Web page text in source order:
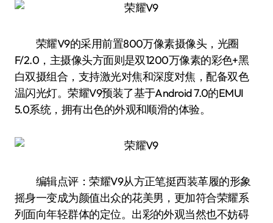
荣耀V9的采用前置800万像素摄像头，光圈
F/2.0，主摄像头方面则是双1200万像素的彩色+黑
白双摄组合，支持激光对焦和深度对焦，配备双色
温闪光灯。荣耀V9预装了基于Android 7.0的EMUI
5.0系统，拥有出色的外观和顺滑的体验。
编辑点评：荣耀V9从方正笔挺西装革履的形象
摇身一变成为颜值出众的花美男，更加符合荣耀系
列面向年轻群体的定位。出彩的外观当然也不妨碍